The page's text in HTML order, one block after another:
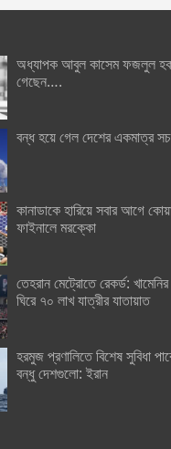
অধ্যাপক আবুল কাসেম ফজলুল হক
গেছেন….
বন্ধ হয়ে গেল দেশের একমাত্র
কানাডাকে হারিয়ে সবার আগে
ফাইনালে মরক্কো
তেহরান মেট্রোতে রেকর্ড: খামেনির
ঘিরে ৭০ লাখ যাত্রীর যাতায়াত
হরমুজ প্রণালিতে বিশেষ সুবিধা
বন্ধু দেশগুলো: ইরান